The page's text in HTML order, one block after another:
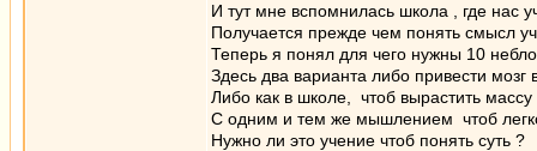
И тут мне вспомнилась школа , где нас
Получается прежде чем понять смысл
Теперь я понял для чего нужны 10
Здесь два варианта либо привести
Либо как в школе, чтоб вырастить
С одним и тем же мышлением чтоб
Нужно ли это учение чтоб понять суть ?